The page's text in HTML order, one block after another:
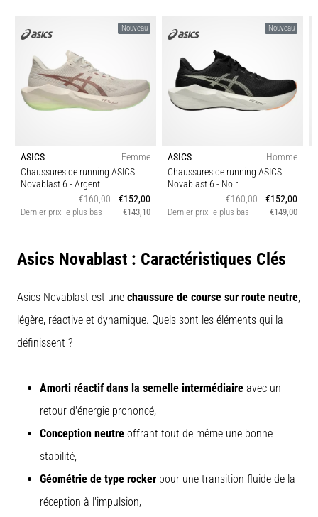
l'une…
5. 8. 2026
10 min. de lecture
glucidique
quel
son
sur
performance
en
course
à
surcompensation
améliore
Nouveau
ASICS
Femme
Chaussures de running ASICS
Novablast 6 - Argent
€160,00
€152,00
Dernier prix le plus bas €143,10
Nouveau
ASICS
Homme
Chaussures de running ASICS
Novablast 6 - Noir
€160,00
€152,00
Dernier prix le plus bas €149,00
Asics Novablast : Caractéristiques Clés
Asics Novablast est une chaussure de course sur route neutre,
légère, réactive et dynamique. Quels sont les éléments qui la
définissent ?
Amorti réactif dans la semelle intermédiaire avec un
retour d'énergie prononcé,
Conception neutre offrant tout de même une bonne
stabilité,
Géométrie de type rocker pour une transition fluide de la
réception à l'impulsion,